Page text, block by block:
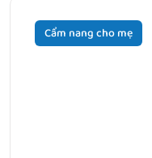
Cẩm nang cho mẹ